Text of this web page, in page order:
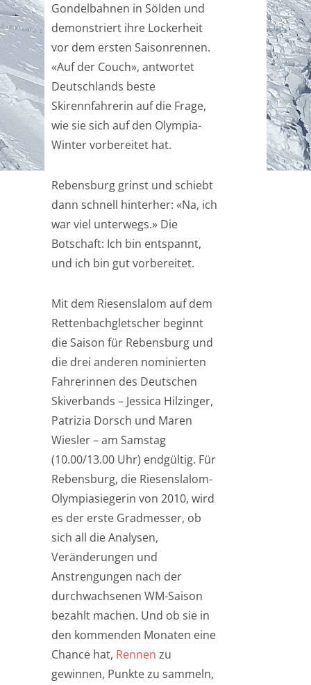
Gondelbahnen in Sölden und
demonstriert ihre Lockerheit
vor dem ersten Saisonrennen.
«Auf der Couch», antwortet
Deutschlands beste
Skirennfahrerin auf die Frage,
wie sie sich auf den Olympia-
Winter vorbereitet hat.
Rebensburg grinst und schiebt
dann schnell hinterher: «Na, ich
war viel unterwegs.» Die
Botschaft: Ich bin entspannt,
und ich bin gut vorbereitet.
Mit dem Riesenslalom auf dem
Rettenbachgletscher beginnt
die Saison für Rebensburg und
die drei anderen nominierten
Fahrerinnen des Deutschen
Skiverbands – Jessica Hilzinger,
Patrizia Dorsch und Maren
Wiesler – am Samstag
(10.00/13.00 Uhr) endgültig. Für
Rebensburg, die Riesenslalom-
Olympiasiegerin von 2010, wird
es der erste Gradmesser, ob
sich all die Analysen,
Veränderungen und
Anstrengungen nach der
durchwachsenen WM-Saison
bezahlt machen. Und ob sie in
den kommenden Monaten eine
Chance hat, Rennen zu
gewinnen, Punkte zu sammeln,